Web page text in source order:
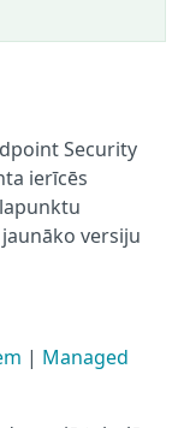
Security
ierīcēs
versiju
| Managed